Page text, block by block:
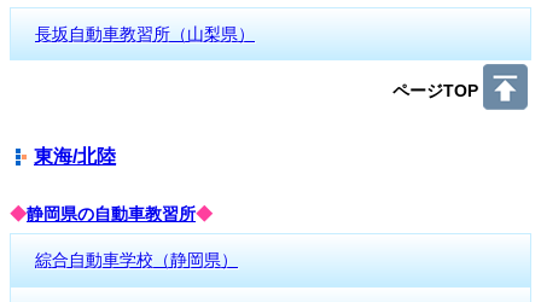
長坂自動車教習所（山梨県）
ページTOP
東海/北陸
◆静岡県の自動車教習所◆
綜合自動車学校（静岡県）